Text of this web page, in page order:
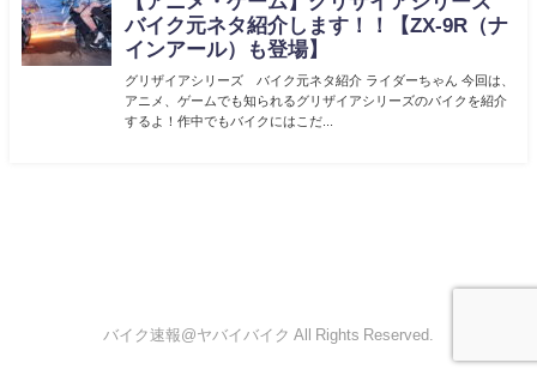
バイク速報@ヤバイバイク All Rights Reserved.